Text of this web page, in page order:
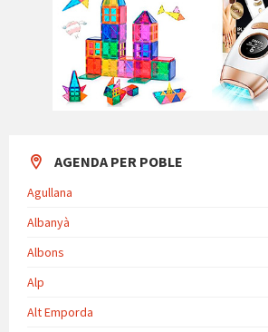
AGENDA PER POBLE
Agullana
Albanyà
Albons
Alp
Alt Emporda